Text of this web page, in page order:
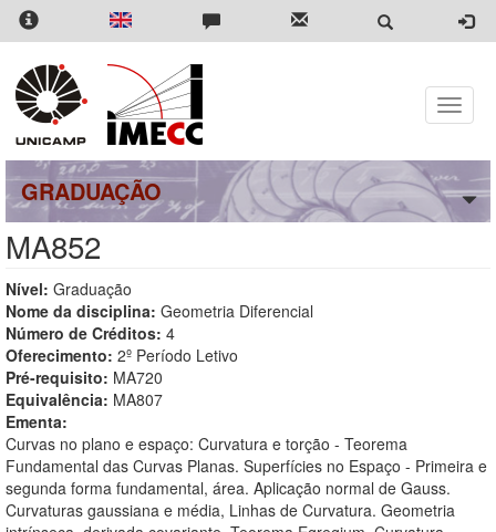
Pular
para
conteúdo
principal
Toggle
GRADUAÇÃO
MA852
Nível: Graduação
Nome da disciplina: Geometria Diferencial
Número de Créditos: 4
Oferecimento: 2º Período Letivo
Pré-requisito: MA720
Equivalência: MA807
Ementa:
Curvas no plano e espaço: Curvatura e torção - Teorema
Fundamental das Curvas Planas. Superfícies no Espaço - Primeira e
segunda forma fundamental, área. Aplicação normal de Gauss.
Curvaturas gaussiana e média, Linhas de Curvatura. Geometria